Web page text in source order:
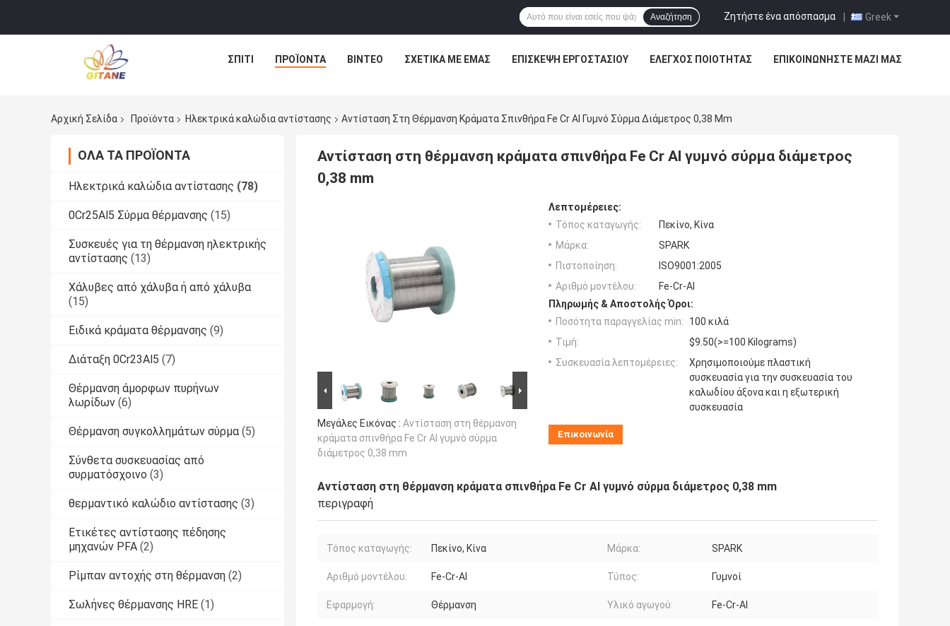
Greek
Ζητήστε ένα απόσπασμα |
Αναζήτηση
ΣΠΊΤΙ ΠΡΟΪΌΝΤΑ ΒΊΝΤΕΟ ΣΧΕΤΙΚΆ ΜΕ ΕΜΆΣ ΕΠΙΣΚΕΨΉ ΕΡΓΟΣΤΑΣΊΟΥ ΈΛΕΓΧΟΣ ΠΟΙΌΤΗΤΑΣ ΕΠΙΚΟΙΝΩΝΉΣΤΕ ΜΑΖΊ ΜΑΣ
Αρχική Σελίδα Προϊόντα Ηλεκτρικά καλώδια αντίστασης Αντίσταση Στη Θέρμανση Κράματα Σπινθήρα Fe Cr Al Γυμνό Σύρμα Διάμετρος 0,38 Mm
ΌΛΑ ΤΑ ΠΡΟΪΌΝΤΑ
Ηλεκτρικά καλώδια αντίστασης (78)
0Cr25Al5 Σύρμα θέρμανσης (15)
Συσκευές για τη θέρμανση ηλεκτρικής
αντίστασης (13)
Χάλυβες από χάλυβα ή από χάλυβα
(15)
Ειδικά κράματα θέρμανσης (9)
Διάταξη 0Cr23Al5 (7)
Θέρμανση άμορφων πυρήνων
λωρίδων (6)
Θέρμανση συγκολλημάτων σύρμα (5)
Σύνθετα συσκευασίας από
συρματόσχοινο (3)
θερμαντικό καλώδιο αντίστασης (3)
Ετικέτες αντίστασης πέδησης
μηχανών PFA (2)
Ρίμπαν αντοχής στη θέρμανση (2)
Σωλήνες θέρμανσης HRE (1)
Αντίσταση στη θέρμανση κράματα σπινθήρα Fe Cr Al γυμνό σύρμα διάμετρος
0,38 mm
Μεγάλες Εικόνας : Αντίσταση στη θέρμανση
κράματα σπινθήρα Fe Cr Al γυμνό σύρμα
διάμετρος 0,38 mm
Λεπτομέρειες:
Τόπος καταγωγής:
Πεκίνο, Κίνα
Μάρκα:
SPARK
Πιστοποίηση:
ISO9001:2005
Αριθμό μοντέλου:
Fe-Cr-Al
Πληρωμής & Αποστολής Όροι:
Ποσότητα παραγγελίας min:
100 κιλά
Τιμή:
$9.50(>=100 Kilograms)
Συσκευασία λεπτομέρειες:
Χρησιμοποιούμε πλαστική
συσκευασία για την συσκευασία του
καλωδίου άξονα και η εξωτερική
συσκευασία
Επικοινωνία
Αντίσταση στη θέρμανση κράματα σπινθήρα Fe Cr Al γυμνό σύρμα διάμετρος 0,38 mm
περιγραφή
Τόπος καταγωγής: Πεκίνο, Κίνα Μάρκα: SPARK
Αριθμό μοντέλου: Fe-Cr-Al Τύπος: Γυμνοί
Εφαρμογή: Θέρμανση Υλικό αγωγού: Fe-Cr-Al